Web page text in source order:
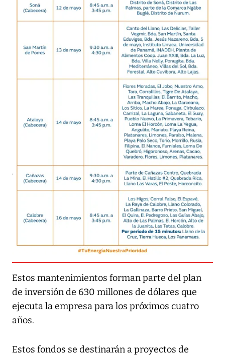
Estos mantenimientos forman parte del plan
de inversión de 630 millones de dólares que
ejecuta la empresa para los próximos cuatro
años.
Estos fondos se destinarán a proyectos de